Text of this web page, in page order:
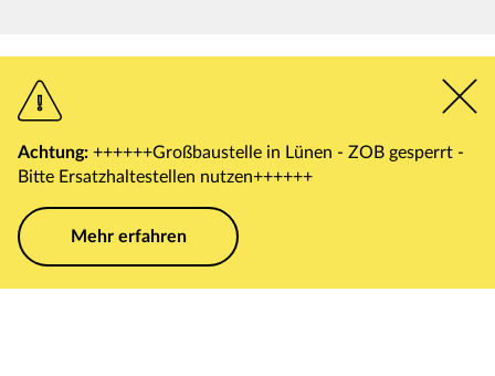
Achtung: ++++++Großbaustelle in Lünen - ZOB gesperrt -
Bitte Ersatzhaltestellen nutzen++++++
Mehr erfahren